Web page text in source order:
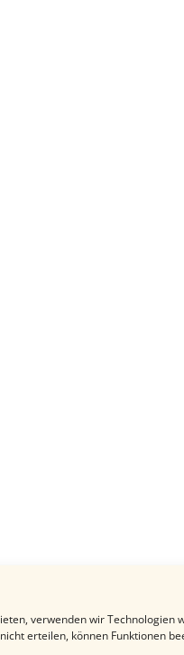
verwenden wir
erteilen, können Funktionen